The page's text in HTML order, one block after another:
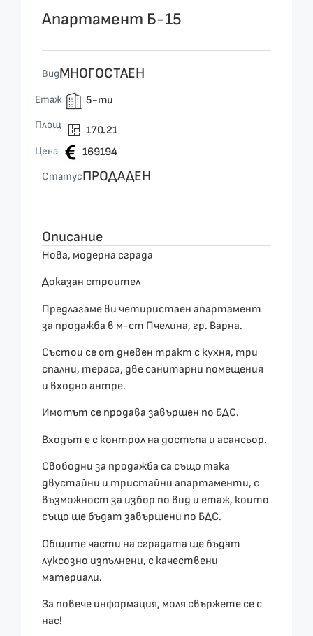
Апартамент Б-15
ВидМНОГОСТАЕН
Етаж
5-ти
Площ
170.21
Цена
169194
СтатусПРОДАДЕН
Описание
Нова, модерна сграда
Доказан строител
Предлагаме ви четиристаен апартамент
за продажба в м-ст Пчелина, гр. Варна.
Състои се от дневен тракт с кухня, три
спални, тераса, две санитарни помещения
и входно антре.
Имотът се продава завършен по БДС.
Входът е с контрол на достъпа и асансьор.
Свободни за продажба са също така
двустайни и тристайни апартаменти, с
възможност за избор по вид и етаж, които
също ще бъдат завършени по БДС.
Общите части на сградата ще бъдат
луксозно изпълнени, с качествени
материали.
За повече информация, моля свържете се с
нас!